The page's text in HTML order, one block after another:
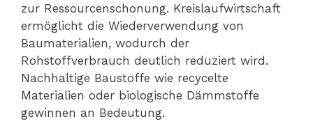
zur Ressourcenschonung. Kreislaufwirtschaft
ermöglicht die Wiederverwendung von
Baumaterialien, wodurch der
Rohstoffverbrauch deutlich reduziert wird.
Nachhaltige Baustoffe wie recycelte
Materialien oder biologische Dämmstoffe
gewinnen an Bedeutung.